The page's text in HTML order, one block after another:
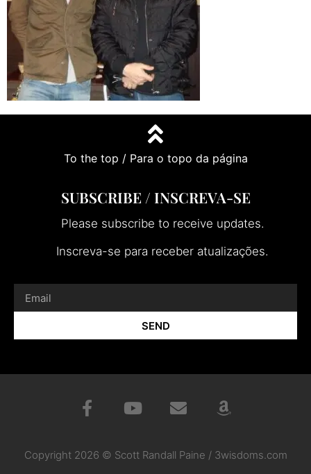
To the top / Para o topo da página
SUBSCRIBE / INSCREVA-SE
Please subscribe to receive updates.
Inscreva-se para receber atualizações.
SEND
Copyright 2026 © Scott Randall Paine / 3wisdoms.com